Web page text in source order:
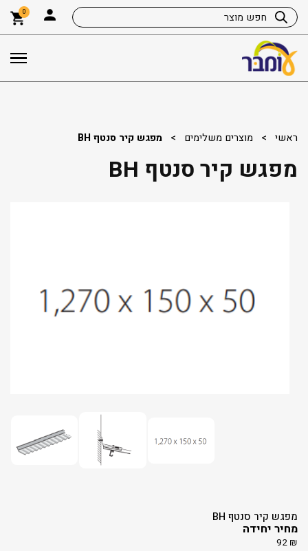
0
ראשי > מוצרים משלימים > מפגש קיר סנטף BH
מפגש קיר סנטף BH
מפגש קיר סנטף BH
מחיר יחידה
92 ₪